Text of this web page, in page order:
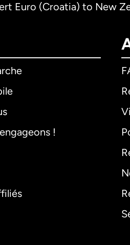
Euro (Croatia) to New
!